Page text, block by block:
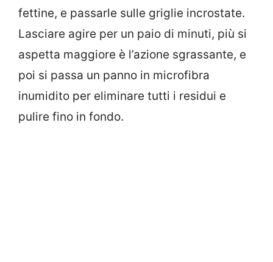
fettine, e passarle sulle griglie incrostate.
Lasciare agire per un paio di minuti, più si
aspetta maggiore è l’azione sgrassante, e
poi si passa un panno in microfibra
inumidito per eliminare tutti i residui e
pulire fino in fondo.